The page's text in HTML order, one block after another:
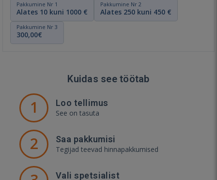
Pakkumine Nr 1
Alates 10 kuni 1000 €
Pakkumine Nr 2
Alates 250 kuni 450 €
Pakkumine Nr 3
300,00€
Kuidas see töötab
1 Loo tellimus
See on tasuta
2 Saa pakkumisi
Tegijad teevad hinnapakkumised
Vali spetsialist